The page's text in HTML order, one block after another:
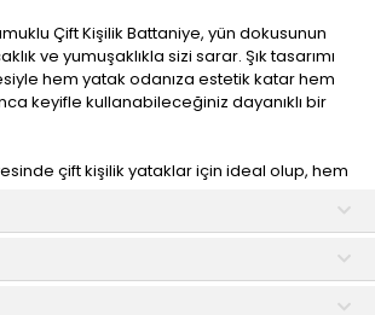
Çift Kişilik Battaniye, yün dokusunun
ve yumuşaklıkla sizi sarar. Şık tasarımı
hem yatak odanıza estetik katar hem
keyifle kullanabileceğiniz dayanıklı bir
çift kişilik yataklar için ideal olup, hem
ve dayanıklı yapısıyla, uzun yıllar boyunca ilk
sunar.
Bilgileri